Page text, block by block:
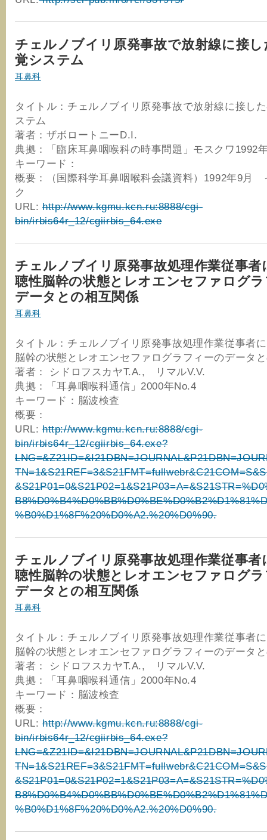
チェルノブイリ原発事故で放射線に接
覚システム
耳鼻科
タイトル：チェルノブイリ原発事故で放射線に接し
ステム
著者：ザボロートニーD.I.
典拠：「臨床耳鼻咽喉科の時事問題」モスクワ1992
キーワード：
概要：（国際科学耳鼻咽喉科会議資料）1992年9月
ク
URL: http://www.kgmu.kcn.ru:8888/cgi-
bin/irbis64r_12/cgiirbis_64.exe
チェルノブイリ原発事故処理作業従事者
聴性脳幹の状態とレオエンセファログ
データとの相互関係
耳鼻科
タイトル：チェルノブイリ原発事故処理作業従事者
脳幹の状態とレオエンセファログラフィーのデータ
著者： シドロフスカヤT.A., リマルV.V.
典拠：「耳鼻咽喉科通信」2000年No.4
キーワード：脳波検査
概要：
URL: http://www.kgmu.kcn.ru:8888/cgi-
bin/irbis64r_12/cgiirbis_64.exe?
%B0%D1%8F%20%D0%A2.%20%D0%90.
チェルノブイリ原発事故処理作業従事者
聴性脳幹の状態とレオエンセファログ
データとの相互関係
耳鼻科
タイトル：チェルノブイリ原発事故処理作業従事者
脳幹の状態とレオエンセファログラフィーのデータ
著者： シドロフスカヤT.A., リマルV.V.
典拠：「耳鼻咽喉科通信」2000年No.4
キーワード：脳波検査
概要：
URL: http://www.kgmu.kcn.ru:8888/cgi-
bin/irbis64r_12/cgiirbis_64.exe?
%B0%D1%8F%20%D0%A2.%20%D0%90.